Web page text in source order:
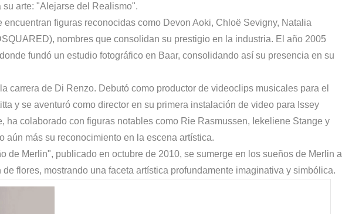
arte: "Alejarse del Realismo".
encuentran figuras reconocidas como Devon Aoki, Chloë Sevigny, Natalia
nombres que consolidan su prestigio en la industria. El año 2005
fundó un estudio fotográfico en Baar, consolidando así su presencia en su
carrera de Di Renzo. Debutó como productor de videoclips musicales para el
y se aventuró como director en su primera instalación de video para Issey
ha colaborado con figuras notables como Rie Rasmussen, Iekeliene Stange y
aún más su reconocimiento en la escena artística.
de Merlin", publicado en octubre de 2010, se sumerge en los sueños de Merlin a
flores, mostrando una faceta artística profundamente imaginativa y simbólica.